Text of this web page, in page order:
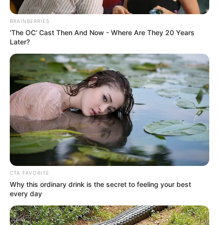
ΠΟΛΙΤΙΚΗ ΡΟΗ ΤΩΝ ΑΡΘΡΩΝ
ΜΙΣΘΟΦΟΡΟΙ ΦΥΛΑΝΕ ΤΗΝ ΒΟΥΛΗ. ΑΠΟ
ΠΟΙΟΥΣ; ΑΠΟ ΤΟΥΣ ΕΛΛΗΝΕΣ.
ΜΙΣΘΟΦΟΡΟΙ ΦΥΛΑΝΕ ΤΗΝ ΒΟΥΛΗ. ΑΠΟ ΠΟΙΟΥΣ; ΑΠΟ ΤΟΥΣ
ΕΛΛΗΝΕΣ. ΕΧΕΙ ΚΑΤΑΡΓΗΘΕΙ Η ΔΗΜΟΚΡΑΤΙΑ ΣΤΗΝ ΠΑΤΡΙΔΑ
ΜΑΣ; ΣΟΚ ΠΡΟΚΑΛΕΊ Η ΑΠΟΚΆΛΥΨΗ ΑΠΟ ΤΟ 2013 ΤΟΥ
ΈΛΛΗΝΑ...
BRAINBERRIES
'The OC' Cast Then And Now - Where Are They 20 Years
Later?
CTA FAVORITE
Why this ordinary drink is the secret to feeling your best
every day